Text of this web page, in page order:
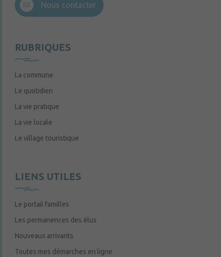
Nous contacter
RUBRIQUES
La commune
Le quotidien
La vie pratique
La vie locale
Le village touristique
LIENS UTILES
Le portail familles
Les permanences des élus
Nouveaux arrivants
Toutes mes démarches en ligne